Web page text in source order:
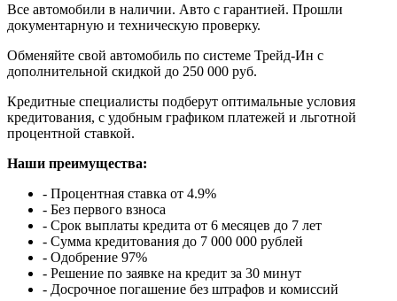
Все автомобили в наличии. Авто с гарантией. Прошли
документарную и техническую проверку.
Обменяйте свой автомобиль по системе Трейд-Ин с
дополнительной скидкой до 250 000 руб.
Кредитные специалисты подберут оптимальные условия
кредитования, с удобным графиком платежей и льготной
процентной ставкой.
Наши преимущества:
- Процентная ставка от 4.9%
- Без первого взноса
- Срок выплаты кредита от 6 месяцев до 7 лет
- Сумма кредитования до 7 000 000 рублей
- Одобрение 97%
- Решение по заявке на кредит за 30 минут
- Досрочное погашение без штрафов и комиссий